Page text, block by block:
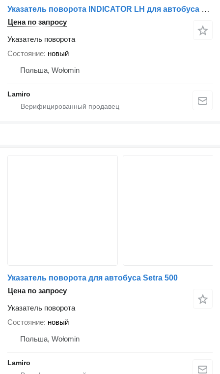
Указатель поворота INDICATOR LH для автобуса Setra 500
Цена по запросу
Указатель поворота
Состояние новый
Польша, Wołomin
Lamiro
Указатель поворота для автобуса Setra 500
Цена по запросу
Указатель поворота
Состояние новый
Польша, Wołomin
Lamiro